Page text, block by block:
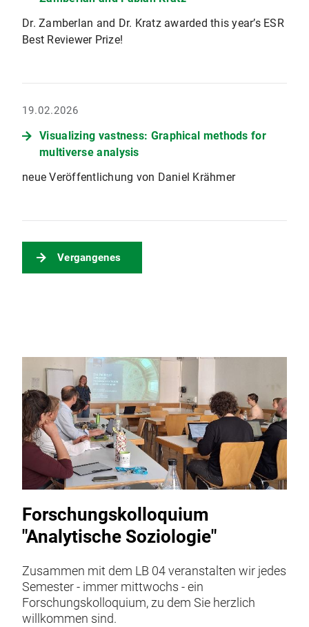
Dr. Zamberlan and Dr. Kratz awarded this year’s ESR
Best Reviewer Prize!
19.02.2026
Visualizing vastness: Graphical methods for
multiverse analysis
neue Veröffentlichung von Daniel Krähmer
Vergangenes
Forschungskolloquium
"Analytische Soziologie"
Zusammen mit dem LB 04 veranstalten wir jedes
Semester - immer mittwochs - ein
Forschungskolloquium, zu dem Sie herzlich
willkommen sind.